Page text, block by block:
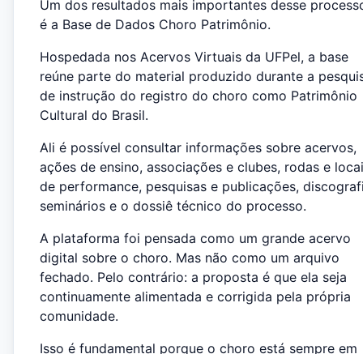
Um dos resultados mais importantes desse
é a Base de Dados Choro Patrimônio.
Hospedada nos Acervos Virtuais da UFPel, a base
reúne parte do material produzido durante a
de instrução do registro do choro como Patrimônio
Cultural do Brasil.
Ali é possível consultar informações sobre acervos,
ações de ensino, associações e clubes, rodas e
de performance, pesquisas e publicações,
seminários e o dossiê técnico do processo.
A plataforma foi pensada como um grande acervo
digital sobre o choro. Mas não como um arquivo
fechado. Pelo contrário: a proposta é que ela seja
continuamente alimentada e corrigida pela própria
comunidade.
Isso é fundamental porque o choro está sempre em